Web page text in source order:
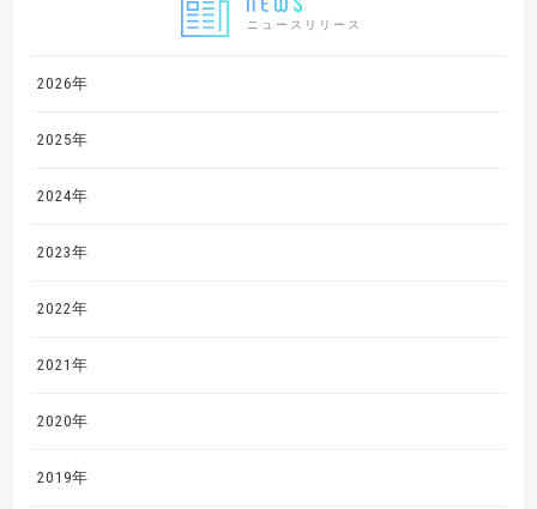
ニュースリリース
2026年
2025年
2024年
2023年
2022年
2021年
2020年
2019年